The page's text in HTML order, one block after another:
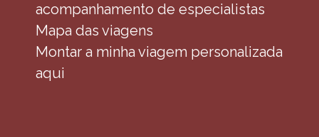
acompanhamento de especialistas
Mapa das viagens
Montar a minha viagem personalizada
aqui